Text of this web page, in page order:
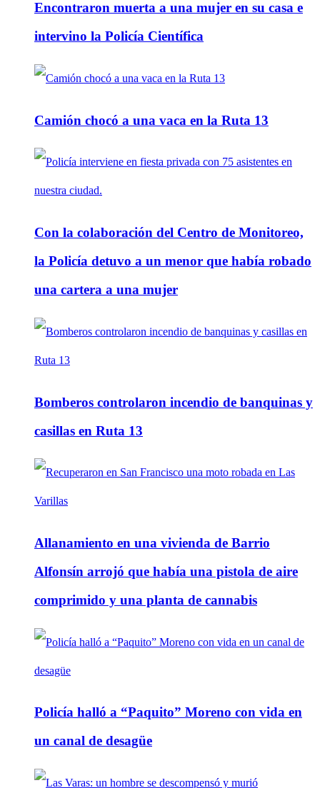
Encontraron muerta a una mujer en su casa e
intervino la Policía Científica
Camión chocó a una vaca en la Ruta 13
Con la colaboración del Centro de Monitoreo,
la Policía detuvo a un menor que había robado
una cartera a una mujer
Bomberos controlaron incendio de banquinas y
casillas en Ruta 13
Allanamiento en una vivienda de Barrio
Alfonsín arrojó que había una pistola de aire
comprimido y una planta de cannabis
Policía halló a “Paquito” Moreno con vida en
un canal de desagüe